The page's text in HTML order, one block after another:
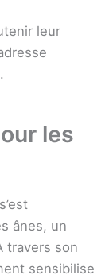
leur
.
les
s’est
ânes, un
travers son
sensibilise